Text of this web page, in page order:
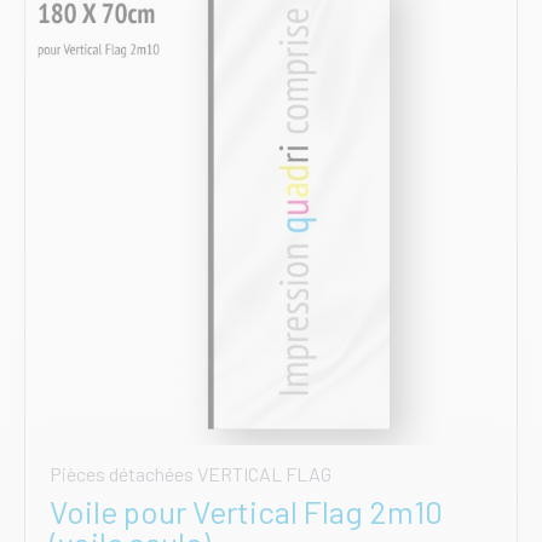
peuvent
être
choisies
sur
page
du
produit
Pièces détachées VERTICAL FLAG
Voile pour Vertical Flag 2m10